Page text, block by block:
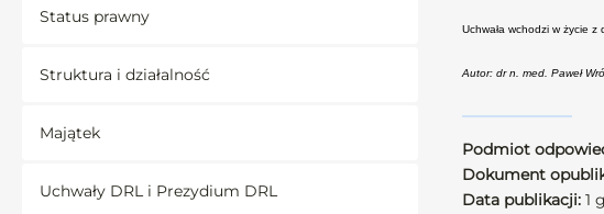
Status prawny
Struktura i działalność
Majątek
Uchwały DRL i Prezydium DRL
Uchwała wchodzi w życie z
Autor: dr n. med. Paweł
Podmiot
Dokument
Data publikacji: 1